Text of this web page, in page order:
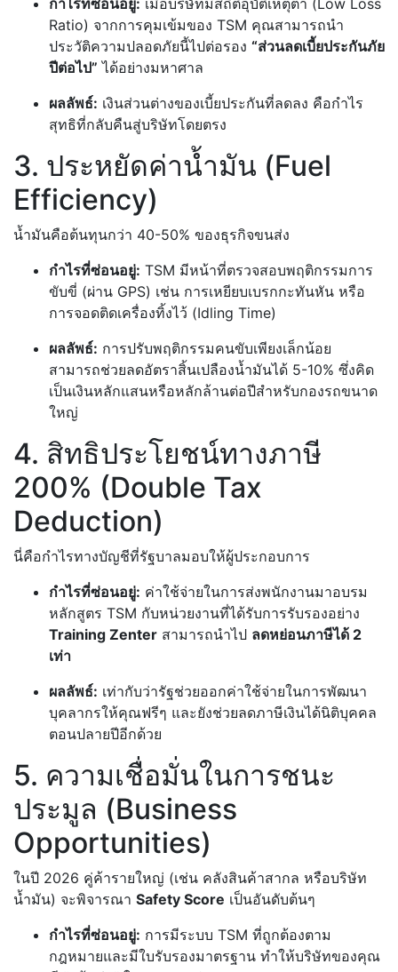
Ratio) จากการคุมเข้มของ TSM คุณสามารถนำ
ประวัติความปลอดภัยนี้ไปต่อรอง “ส่วนลดเบี้ยประกันภัย
ปีต่อไป” ได้อย่างมหาศาล
ผลลัพธ์: เงินส่วนต่างของเบี้ยประกันที่ลดลง คือกำไร
สุทธิที่กลับคืนสู่บริษัทโดยตรง
3. ประหยัดค่าน้ำมัน (Fuel
Efficiency)
น้ำมันคือต้นทุนกว่า 40-50% ของธุรกิจขนส่ง
กำไรที่ซ่อนอยู่: TSM มีหน้าที่ตรวจสอบพฤติกรรมการ
ขับขี่ (ผ่าน GPS) เช่น การเหยียบเบรกกะทันหัน หรือ
การจอดติดเครื่องทิ้งไว้ (Idling Time)
ผลลัพธ์: การปรับพฤติกรรมคนขับเพียงเล็กน้อย
สามารถช่วยลดอัตราสิ้นเปลืองน้ำมันได้ 5-10% ซึ่งคิด
เป็นเงินหลักแสนหรือหลักล้านต่อปีสำหรับกองรถขนาด
ใหญ่
4. สิทธิประโยชน์ทางภาษี
200% (Double Tax
Deduction)
นี่คือกำไรทางบัญชีที่รัฐบาลมอบให้ผู้ประกอบการ
กำไรที่ซ่อนอยู่: ค่าใช้จ่ายในการส่งพนักงานมาอบรม
หลักสูตร TSM กับหน่วยงานที่ได้รับการรับรองอย่าง
Training Zenter สามารถนำไป ลดหย่อนภาษีได้ 2
เท่า
ผลลัพธ์: เท่ากับว่ารัฐช่วยออกค่าใช้จ่ายในการพัฒนา
บุคลากรให้คุณฟรีๆ และยังช่วยลดภาษีเงินได้นิติบุคคล
ตอนปลายปีอีกด้วย
5. ความเชื่อมั่นในการชนะ
ประมูล (Business
Opportunities)
ในปี 2026 คู่ค้ารายใหญ่ (เช่น คลังสินค้าสากล หรือบริษัท
น้ำมัน) จะพิจารณา Safety Score เป็นอันดับต้นๆ
กำไรที่ซ่อนอยู่: การมีระบบ TSM ที่ถูกต้องตาม
กฎหมายและมีใบรับรองมาตรฐาน ทำให้บริษัทของคุณ